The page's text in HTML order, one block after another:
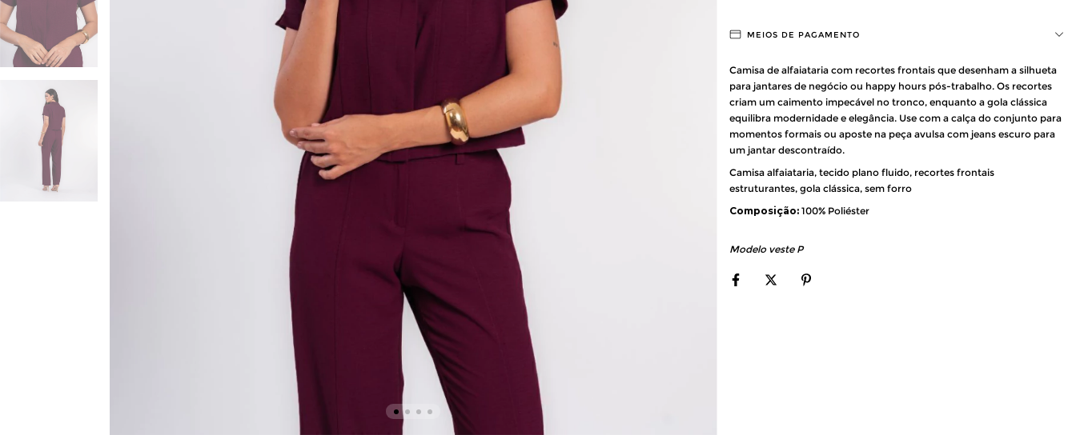
MEIOS DE PAGAMENTO
Camisa de alfaiataria com recortes frontais que desenham a silhueta
para jantares de negócio ou happy hours pós-trabalho. Os recortes
criam um caimento impecável no tronco, enquanto a gola clássica
equilibra modernidade e elegância. Use com a calça do conjunto para
momentos formais ou aposte na peça avulsa com jeans escuro para
um jantar descontraído.
Camisa alfaiataria, tecido plano fluido, recortes frontais
estruturantes, gola clássica, sem forro
Composição: 100% Poliéster
Modelo veste P